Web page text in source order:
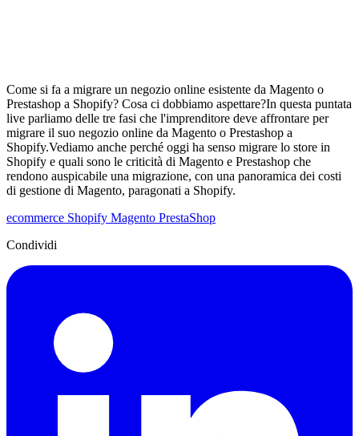
Come si fa a migrare un negozio online esistente da Magento o
Prestashop a Shopify? Cosa ci dobbiamo aspettare?In questa puntata
live parliamo delle tre fasi che l'imprenditore deve affrontare per
migrare il suo negozio online da Magento o Prestashop a
Shopify.Vediamo anche perché oggi ha senso migrare lo store in
Shopify e quali sono le criticità di Magento e Prestashop che
rendono auspicabile una migrazione, con una panoramica dei costi
di gestione di Magento, paragonati a Shopify.
ecommerce Shopify Magento PrestaShop
Condividi